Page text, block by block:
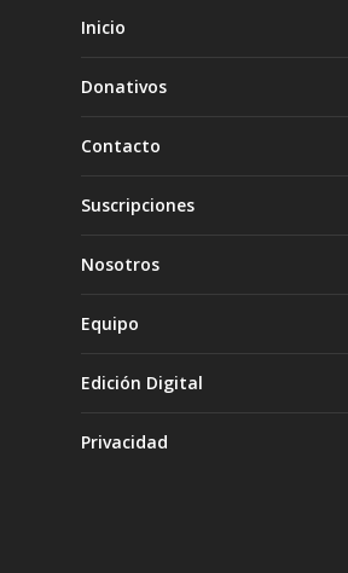
Inicio
Donativos
Contacto
Suscripciones
Nosotros
Equipo
Edición Digital
Privacidad